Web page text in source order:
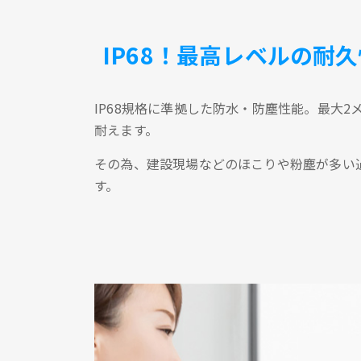
IP68！最高レベルの耐
IP68規格に準拠した防水・防塵性能。最大2
耐えます。
その為、建設現場などのほこりや粉塵が多
す。